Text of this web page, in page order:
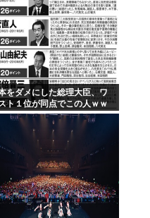
をダメにした総理大臣、ワ
ト１位が同点でこの人ｗｗ
ｗｗ